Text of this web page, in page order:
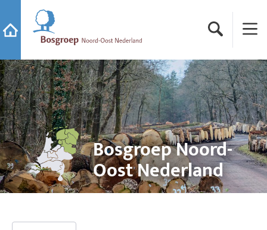
Ga naar de startpagina
Ga naar de startpagina van Bosgroep Noord-Oost
Zoeken Menu
Bosgroep Noord-
Oost Nederland